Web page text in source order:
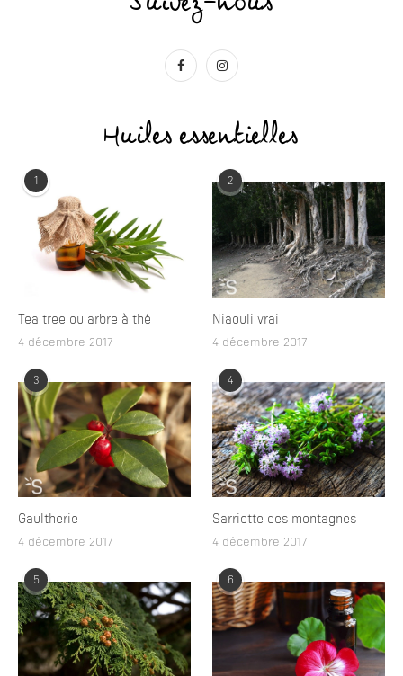
Huiles essentielles
1
Tea tree ou arbre à thé
4 décembre 2017
2
Niaouli vrai
4 décembre 2017
3
Gaultherie
4 décembre 2017
4
Sarriette des montagnes
4 décembre 2017
5 6